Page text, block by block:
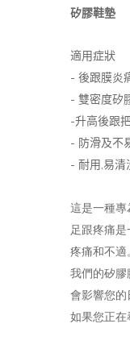
矽膠鞋墊
適用症狀
- 後跟膜炎
- 雙密度矽
-升高後跟
- 防滑及不
- 耐用 ,易清
這是一種專
足跟疼痛
疼痛和不適
我們的矽膠
會影響您的
如果您正在